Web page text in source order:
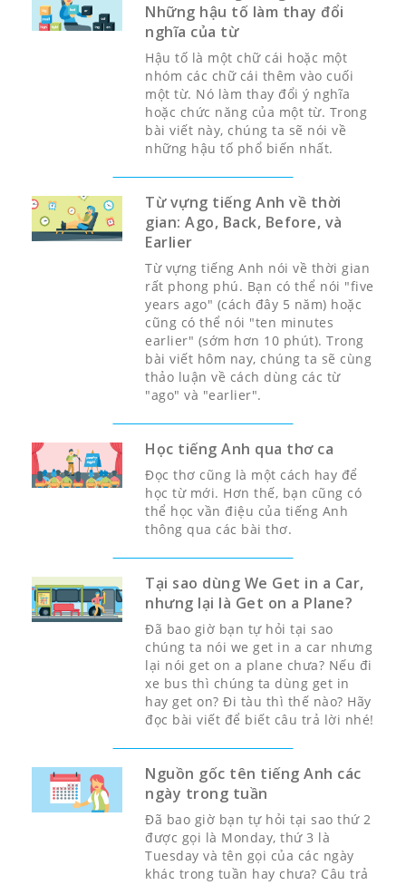
Những hậu tố làm thay đổi
nghĩa của từ
Hậu tố là một chữ cái hoặc một
nhóm các chữ cái thêm vào cuối
một từ. Nó làm thay đổi ý nghĩa
hoặc chức năng của một từ. Trong
bài viết này, chúng ta sẽ nói về
những hậu tố phổ biến nhất.
Từ vựng tiếng Anh về thời
gian: Ago, Back, Before, và
Earlier
Từ vựng tiếng Anh nói về thời gian
rất phong phú. Bạn có thể nói "five
years ago" (cách đây 5 năm) hoặc
cũng có thể nói "ten minutes
earlier" (sớm hơn 10 phút). Trong
bài viết hôm nay, chúng ta sẽ cùng
thảo luận về cách dùng các từ
"ago" và "earlier".
Học tiếng Anh qua thơ ca
Đọc thơ cũng là một cách hay để
học từ mới. Hơn thế, bạn cũng có
thể học vần điệu của tiếng Anh
thông qua các bài thơ.
Tại sao dùng We Get in a Car,
nhưng lại là Get on a Plane?
Đã bao giờ bạn tự hỏi tại sao
chúng ta nói we get in a car nhưng
lại nói get on a plane chưa? Nếu đi
xe bus thì chúng ta dùng get in
hay get on? Đi tàu thì thế nào? Hãy
đọc bài viết để biết câu trả lời nhé!
Nguồn gốc tên tiếng Anh các
ngày trong tuần
Đã bao giờ bạn tự hỏi tại sao thứ 2
được gọi là Monday, thứ 3 là
Tuesday và tên gọi của các ngày
khác trong tuần hay chưa? Câu trả